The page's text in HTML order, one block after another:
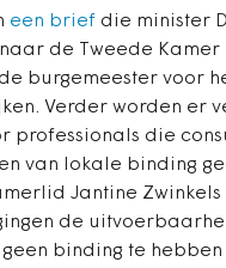
een brief die minister
de Tweede
burgemeester voor
Verder worden er
professionals die
van lokale binding
Jantine
de
binding te